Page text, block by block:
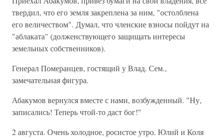
твердил, что его земля закреплена за ним, "остолблена
его величеством". Думал, что членские взносы пойдут на
"аблаката" (долженствующего защищать интересы
земельных собственников).
Генерал Померанцев, гостящий у Влад. Сем.,
замечательная фигура.
Абакумов вернулся вместе с нами, возбужденный. "Ну,
записались! Теперь чтой-то даст бог!"
2 августа. Очень холодное, росистое утро. Юлий и Коля